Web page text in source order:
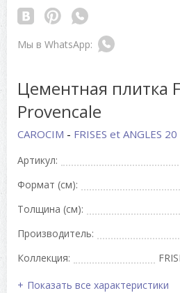
Цементная плитка
Provencale
CAROCIM - FRISES et ANGLES
Артикул:
Формат (см):
Толщина (см):
Производитель:
Коллекция:
Показать все характеристики